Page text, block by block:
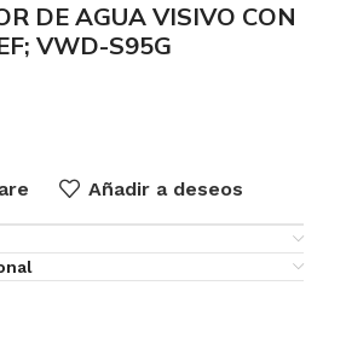
DE AGUA VISIVO CON
VWD-S95G
Añadir a deseos